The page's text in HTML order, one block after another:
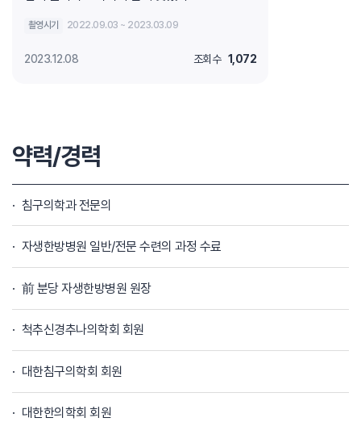
촬영시기 2022.09.03 ~ 2023.03.09
2023.12.08 조회수 1,072
약력/경력
침구의학과 전문의
자생한방병원 일반/전문 수련의 과정 수료
前 분당 자생한방병원 원장
척추신경추나의학회 회원
대한침구의학회 회원
대한한의학회 회원